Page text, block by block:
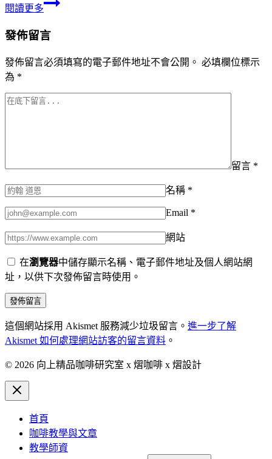
閱讀更多
發佈留言
發佈留言必須填寫的電子郵件地址不會公開。 必填欄位標示
為 *
留言 *
名稱 *
Email *
網站
在瀏覽器中儲存顯示名稱、電子郵件地址及個人網站網
址，以供下次發佈留言時使用。
這個網站採用 Akismet 服務減少垃圾留言。 進一步了解
Akismet 如何處理網站訪客的留言資料 。
© 2026 向上精品咖啡研究室 x 熠咖啡 x 熠設計
首頁
咖啡教學與文章
教學師資